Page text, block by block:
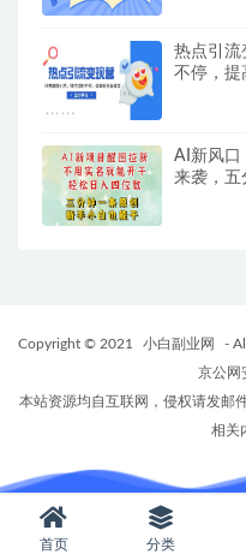
热点引流
不停，提
AI新风口
来袭，五
Copyright © 2021 小白副业网 -
京公网
本站资源均自互联网，侵权请发邮
相关
首页 分类